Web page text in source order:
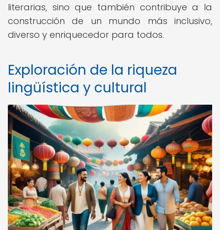
literarias, sino que también contribuye a la
construcción de un mundo más inclusivo,
diverso y enriquecedor para todos.
Exploración de la riqueza
lingüística y cultural